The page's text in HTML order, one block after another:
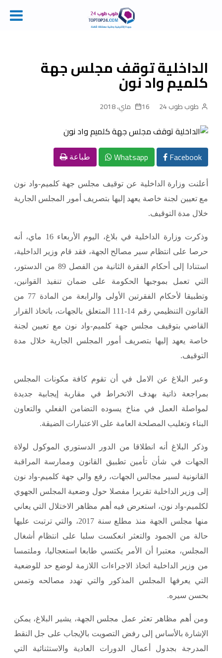
contentالداخلية توقف مجلس جهة
كلميم واد نون
طوب طوب 24 16 ماي، 2018
Facebook
Whatsapp طباعة
أعلنت وزارة الداخلية عن توقيف مجلس جهة كلميم-واد نون
مع تعيين لجنة خاصة يعهد إليها بتصريف أمور المجلس الجارية
خلال مدة التوقيف.
وذكرت وزارة الداخلية في بلاغ، اليوم الأربعاء 16 ماي، أنه
حرصا على انتظام سير مصالح الجهة، فقد قام وزير الداخلية،
استنادا إلى أحكام الفقرة الثانية من الفصل 89 من الدستور،
التي تعمل بموجبها الحكومة على ضمان تنفيذ القوانين،
وتطبيقا لأحكام الفقرتين الأولى والرابعة من المادة 77 من
القانون التنظيمي رقم 14-111 المتعلق بالجهات، باتخاذ القرار
القاضي بتوقيف مجلس جهة كلميم-واد نون مع تعيين لجنة
خاصة يعهد إليها بتصريف أمور المجلس الجارية خلال مدة
التوقيف.
وعبر البلاغ عن الامل في أن تقوم كافة مكونات المجلس
بمراجعة ذاتية بهدف الانخراط في مقاربة إيجابية جديدة
لمواصلة العمل في مناخ يسوده التضامن الفعلي والتعاون
البناء وتغليب المصلحة العامة على الاعتبارات الضيقة.
وذكر البلاغ أنه انطلاقا من الدور الدستوري الموكول لولاة
الجهات في شأن تأمين تطبيق القانون وممارسة المراقبة
القانونية لسير مجالس الجهات، رفع والي جهة كلميم-واد نون
إلى وزير الداخلية تقريرا مفصلا حول وضعية المجلس الجهوي
لكلميم-واد نون، استعرض فيه أهم مظاهر الاختلال التي يعاني
منها مجلس الجهة منذ مطلع سنة 2017، والتي ترتبت عليها
حالة من الجمود والتعثر انعكست سلبا على انتظام أشغال
المجلس، معتبرا أن الأمر يكتسي طابعا استعجاليا، وملتمسا
من وزير الداخلية اتخاذ الاجراءات اللازمة لوضع حد للوضعية
التي يعرفها المجلس المذكور والتي تهدد مصالحه وتمس
بحسن سيره.
ومن أهم مظاهر تعثر عمل مجلس الجهة، يشير البلاغ، يمكن
الإشارة بالأساس إلى رفض التصويت بالإيجاب على جل النقط
المدرجة بجدول أعمال الدورات العادية والاستثنائية التي